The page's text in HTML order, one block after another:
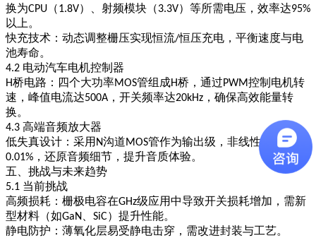
换为CPU （1.8V）、射频模块（3.3V）等所需电压，效率达95%
以上。
快充技术 ：动态调整栅压实现恒流/恒压充电，平衡速度与电
池寿命。
4.2 电动汽车电机控制器
H桥电路 ：四个大功率MOS管组成H桥，通过PWM控制电机转
速，峰值电流达500A ，开关频率达20kHz ，确保高效能量转
换。
4.3 高端音频放大器
低失真设计 ：采用 N沟道MOS管作为输出级，非线性失真低于
0.01% ，还原音频细节，提升音质体验。
五、挑战与未来趋势
5.1 当前挑战
高频损耗 ：栅极电容在GHz级应用中导致开关损耗增加，需新
型材料（如GaN SiC）提升性能。
静电防护 ：薄氧化层易受静电击穿，需改进封装与工艺。